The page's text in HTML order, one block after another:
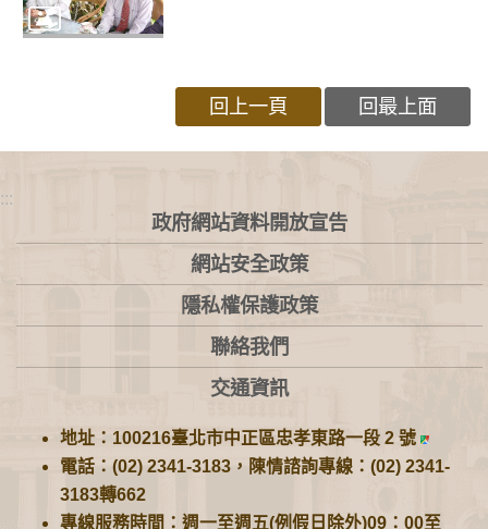
回上一頁 回最上面
:::
政府網站資料開放宣告
網站安全政策
隱私權保護政策
聯絡我們
交通資訊
地址：100216臺北市中正區忠孝東路一段 2 號
電話：(02) 2341-3183，陳情諮詢專線：(02) 2341-
3183轉662
專線服務時間：週一至週五(例假日除外)09：00至